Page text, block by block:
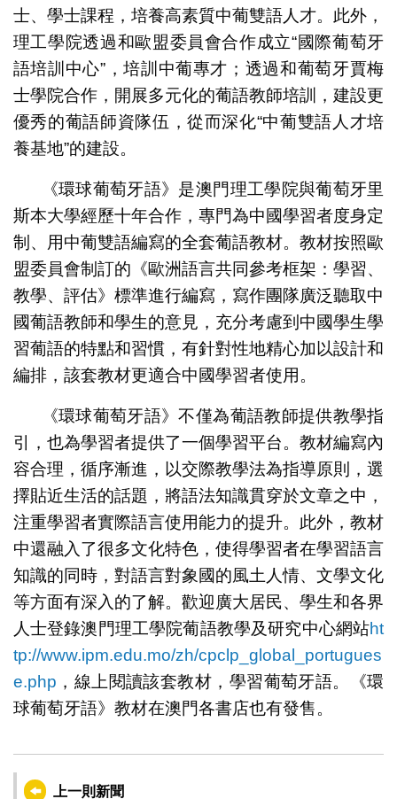
士、學士課程，培養高素質中葡雙語人才。此外，
理工學院透過和歐盟委員會合作成立“國際葡萄牙
語培訓中心”，培訓中葡專才；透過和葡萄牙賈梅
士學院合作，開展多元化的葡語教師培訓，建設更
優秀的葡語師資隊伍，從而深化“中葡雙語人才培
養基地”的建設。
《環球葡萄牙語》是澳門理工學院與葡萄牙里
斯本大學經歷十年合作，專門為中國學習者度身定
制、用中葡雙語編寫的全套葡語教材。教材按照歐
盟委員會制訂的《歐洲語言共同參考框架：學習、
教學、評估》標準進行編寫，寫作團隊廣泛聽取中
國葡語教師和學生的意見，充分考慮到中國學生學
習葡語的特點和習慣，有針對性地精心加以設計和
編排，該套教材更適合中國學習者使用。
《環球葡萄牙語》不僅為葡語教師提供教學指
引，也為學習者提供了一個學習平台。教材編寫內
容合理，循序漸進，以交際教學法為指導原則，選
擇貼近生活的話題，將語法知識貫穿於文章之中，
注重學習者實際語言使用能力的提升。此外，教材
中還融入了很多文化特色，使得學習者在學習語言
知識的同時，對語言對象國的風土人情、文學文化
等方面有深入的了解。歡迎廣大居民、學生和各界
人士登錄澳門理工學院葡語教學及研究中心網站ht
tp://www.ipm.edu.mo/zh/cpclp_global_portugues
e.php ，線上閱讀該套教材，學習葡萄牙語。《環
球葡萄牙語》教材在澳門各書店也有發售。
上一則新聞